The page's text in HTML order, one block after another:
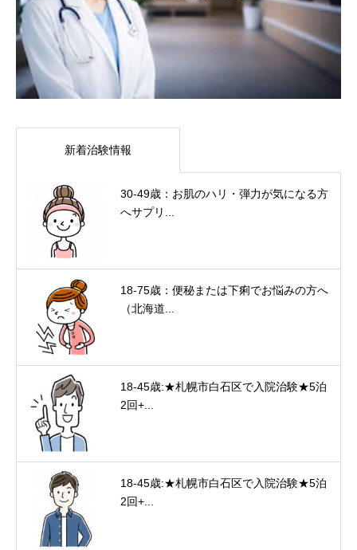
新着治験情報
30-49歳：お肌のハリ・弾力が気になる方
へサプリ...
18-75歳：便秘または下痢でお悩みの方へ
（北海道...
18-45歳:★札幌市白石区で入院治験★5泊
2回+...
18-45歳:★札幌市白石区で入院治験★5泊
2回+...